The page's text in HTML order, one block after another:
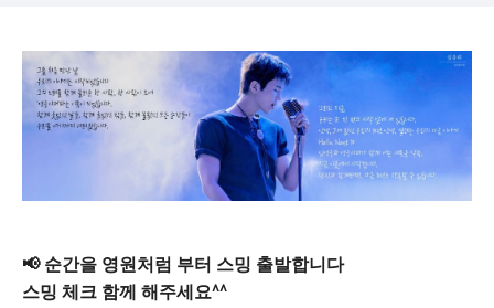
📢 순간을 영원처럼 부터 스밍 출발합니다
스밍 체크 함께 해주세요^^